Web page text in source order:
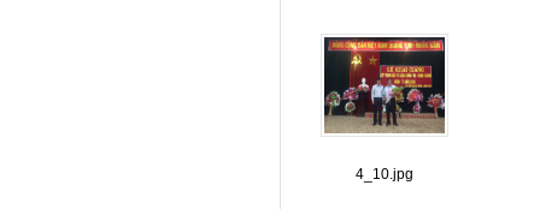
4_10.jpg